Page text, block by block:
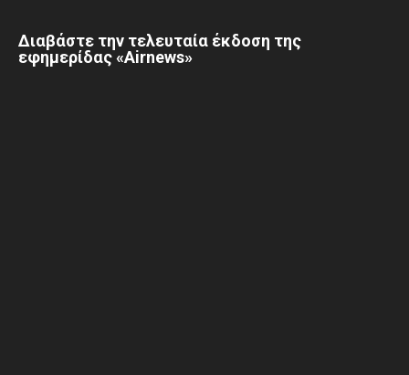
Διαβάστε την τελευταία έκδοση της
εφημερίδας «Airnews»